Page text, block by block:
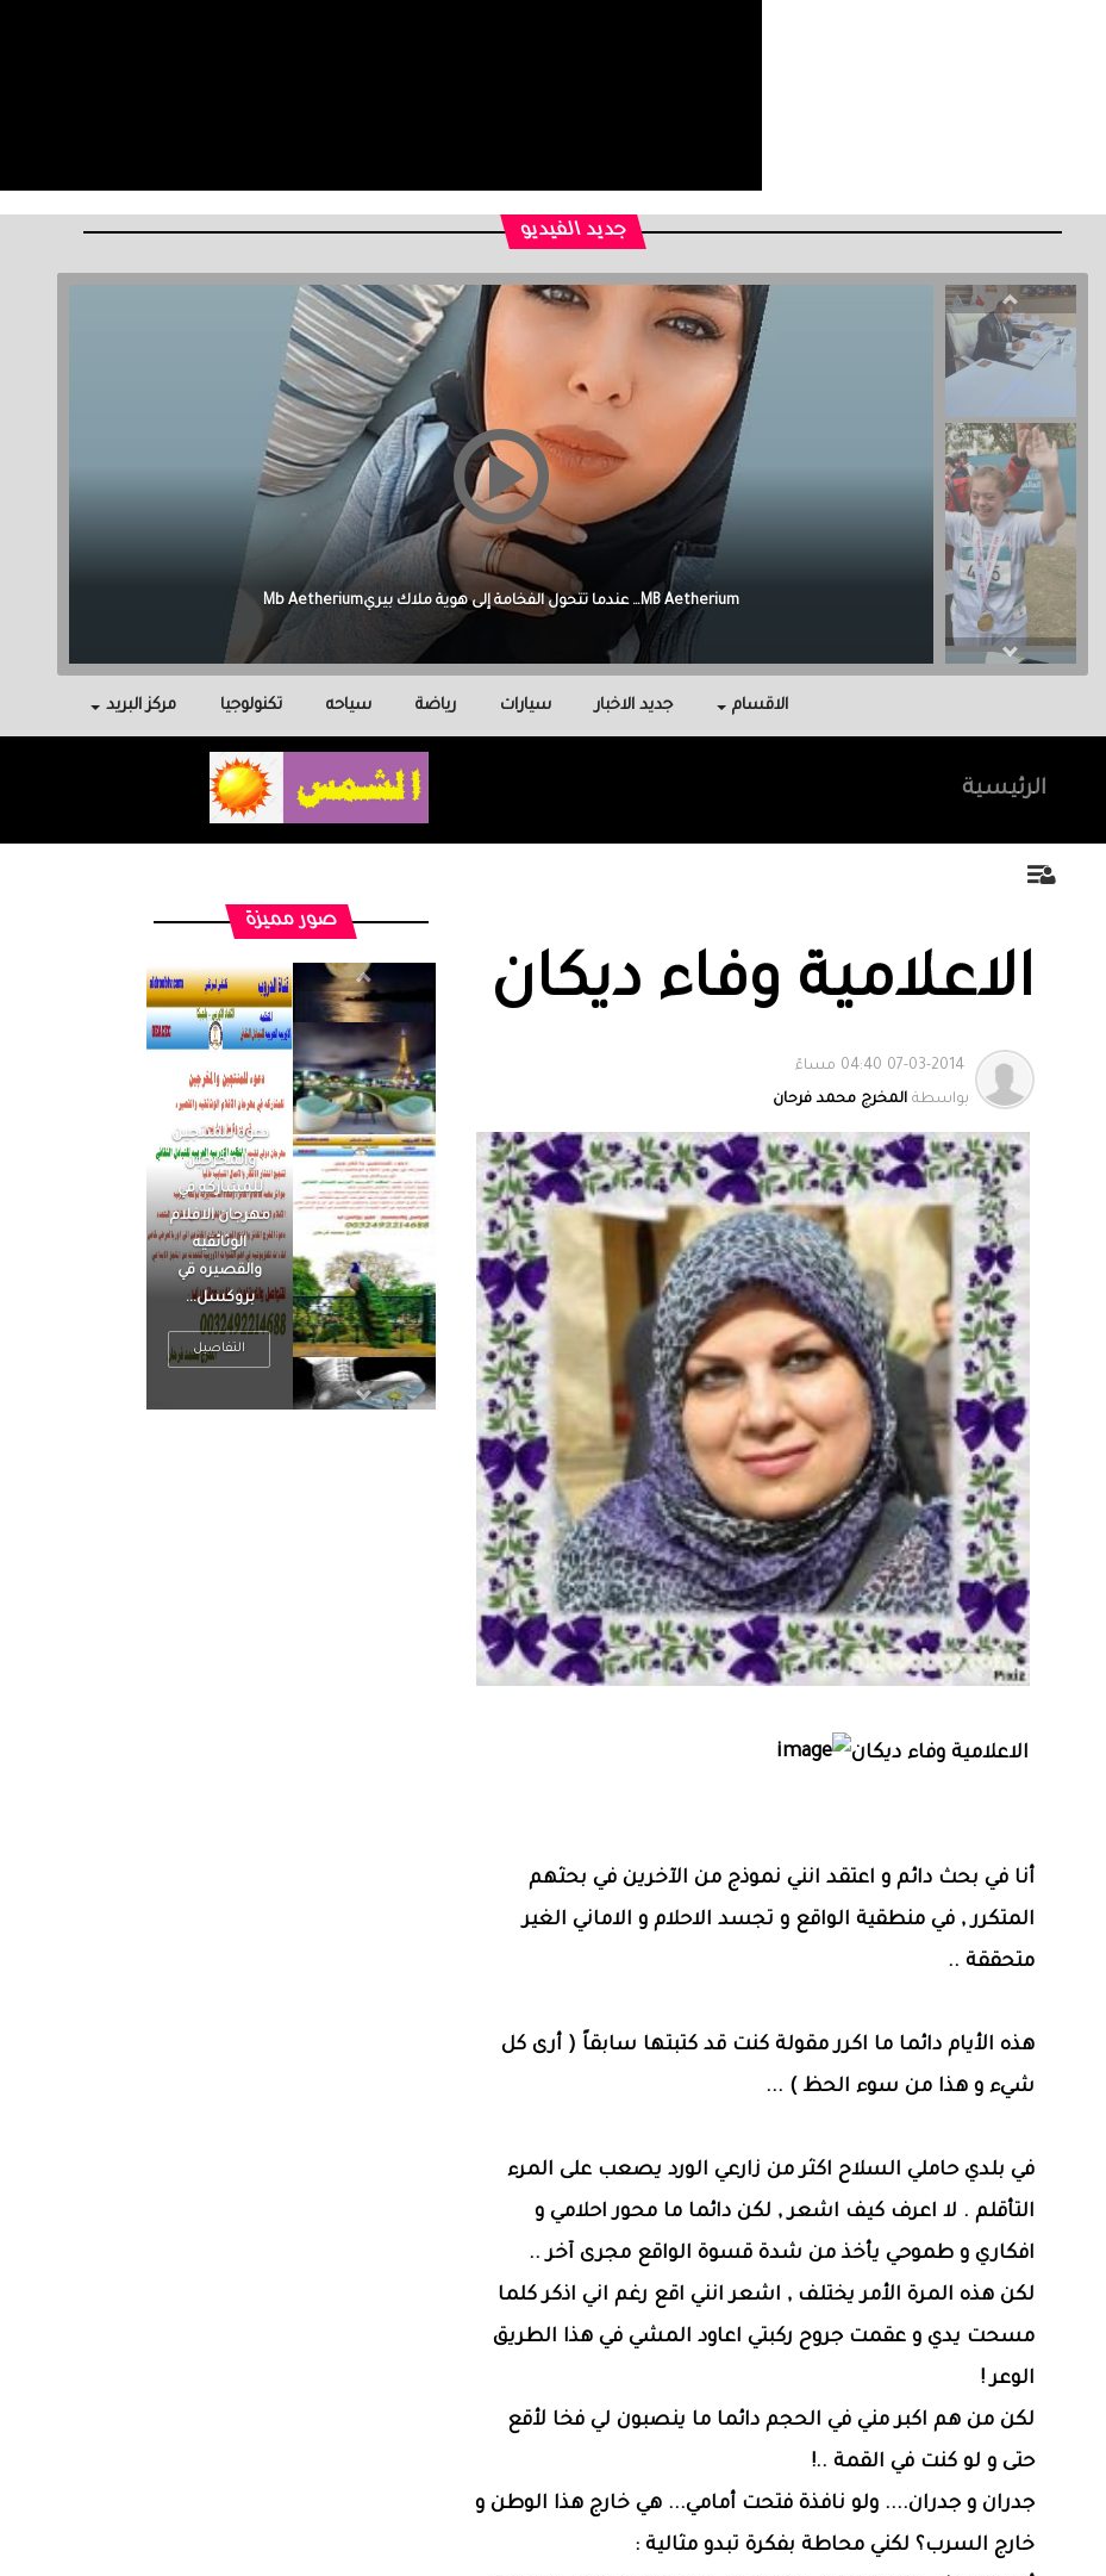
جديد الفيديو
Malak Berri وراء كل نجاح عائلة آمنت بي، واحتوتني، وكانت سندي في أصعب اللحظات.
الاقسام جديد الاخبار سيارات رياضة سياحه تكنولوجيا مركز البريد
الرئيسية
الاعلامية وفاء ديكان
بواسطة المخرج محمد فرحان
الاعلامية وفاء ديكان
أنا في بحث دائم و اعتقد انني نموذج من الآخرين في بحثهم
المتكرر , في منطقية الواقع و تجسد الاحلام و الاماني الغير
متحققة ..
هذه الأيام دائما ما اكرر مقولة كنت قد كتبتها سابقاً ( أرى كل
شيء و هذا من سوء الحظ ) ...
في بلدي حاملي السلاح اكثر من زارعي الورد يصعب على المرء
التأقلم . لا اعرف كيف اشعر , لكن دائما ما محور احلامي و
افكاري و طموحي يأخذ من شدة قسوة الواقع مجرى آخر ..
لكن هذه المرة الأمر يختلف , اشعر انني اقع رغم اني اذكر كلما
مسحت يدي و عقمت جروح ركبتي اعاود المشي في هذا الطريق
الوعر !
لكن من هم اكبر مني في الحجم دائما ما ينصبون لي فخا لأقع
حتى و لو كنت في القمة ..!
جدران و جدران.... ولو نافذة فتحت أمامي... هي خارج هذا الوطن و
خارج السرب؟ لكني محاطة بفكرة تبدو مثالية :
صور مميزة
الرجل العظيم
يكون مطمئناً ،
يتحرر من القلق
، بينما الرجل
ضيق الأفق
فعادة ما يكون
متوتراً
التفاصيل